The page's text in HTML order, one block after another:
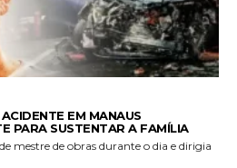
EM MANAUS
PARA SUSTENTAR A FAMÍLIA
mestre de obras durante o dia e dirigia